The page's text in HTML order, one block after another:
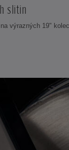
slitin
výrazných 19"